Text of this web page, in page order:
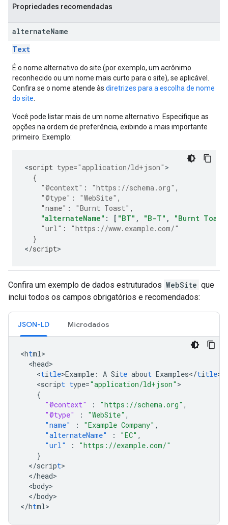
Propriedades recomendadas
alternateName
Text
É o nome alternativo do site (por exemplo, um acrônimo
reconhecido ou um nome mais curto para o site), se aplicável.
Confira se o nome atende às diretrizes para a escolha de nome
do site
Você pode listar mais de um nome alternativo. Especifique as
opções na ordem de preferência, exibindo a mais importante
primeiro. Exemplo:
<script type="application/ld+json"
{
"@context" : "https://schema.org" ,
"@type" : "WebSite" ,
"name" : "Burnt Toast" ,
"alternateName" : [ "BT" , "B-T" ,
"Burnt Toast
"url" :
"https://www.example.com/"
}
</script>
Confira um exemplo de dados estruturados WebSite que
inclui todos os campos obrigatórios e recomendados:
JSON-LD Microdados
<html
<head
<title>Example : A Site about Examples</title
<script type="application/ld+json"
{
"@context"
: "https://schema.org" ,
"@type"
: "WebSite" ,
"name"
: "Example Company" ,
"alternateName"
: "EC" ,
"url"
:
"https://example.com/"
}
</script
</head
<body
</body>
</html>